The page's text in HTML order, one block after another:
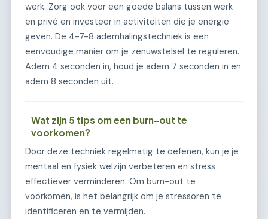
werk. Zorg ook voor een goede balans tussen werk
en privé en investeer in activiteiten die je energie
geven. De 4-7-8 ademhalingstechniek is een
eenvoudige manier om je zenuwstelsel te reguleren.
Adem 4 seconden in, houd je adem 7 seconden in en
adem 8 seconden uit.
Wat zijn 5 tips om een burn-out te
voorkomen?
Door deze techniek regelmatig te oefenen, kun je je
mentaal en fysiek welzijn verbeteren en stress
effectiever verminderen. Om burn-out te
voorkomen, is het belangrijk om je stressoren te
identificeren en te vermijden.